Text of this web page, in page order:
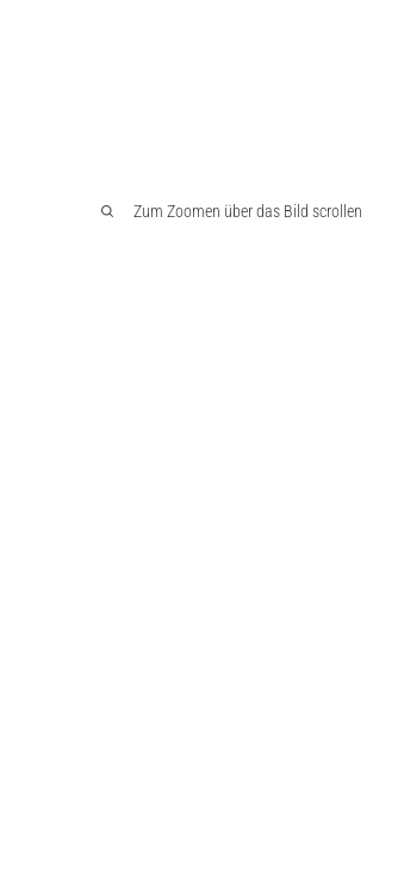
Zum Zoomen über das Bild scrollen